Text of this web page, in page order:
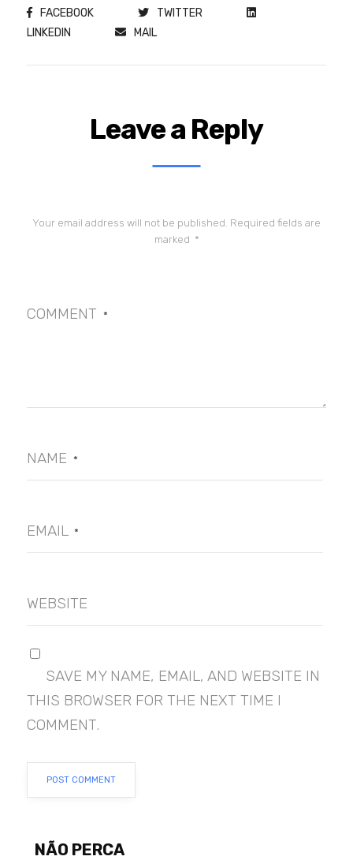
FACEBOOK
TWITTER
LINKEDIN
MAIL
Leave a Reply
Your email address will not be published. Required fields are
marked *
COMMENT *
NAME *
EMAIL *
WEBSITE
SAVE MY NAME, EMAIL, AND WEBSITE IN
THIS BROWSER FOR THE NEXT TIME I
COMMENT.
NÃO PERCA